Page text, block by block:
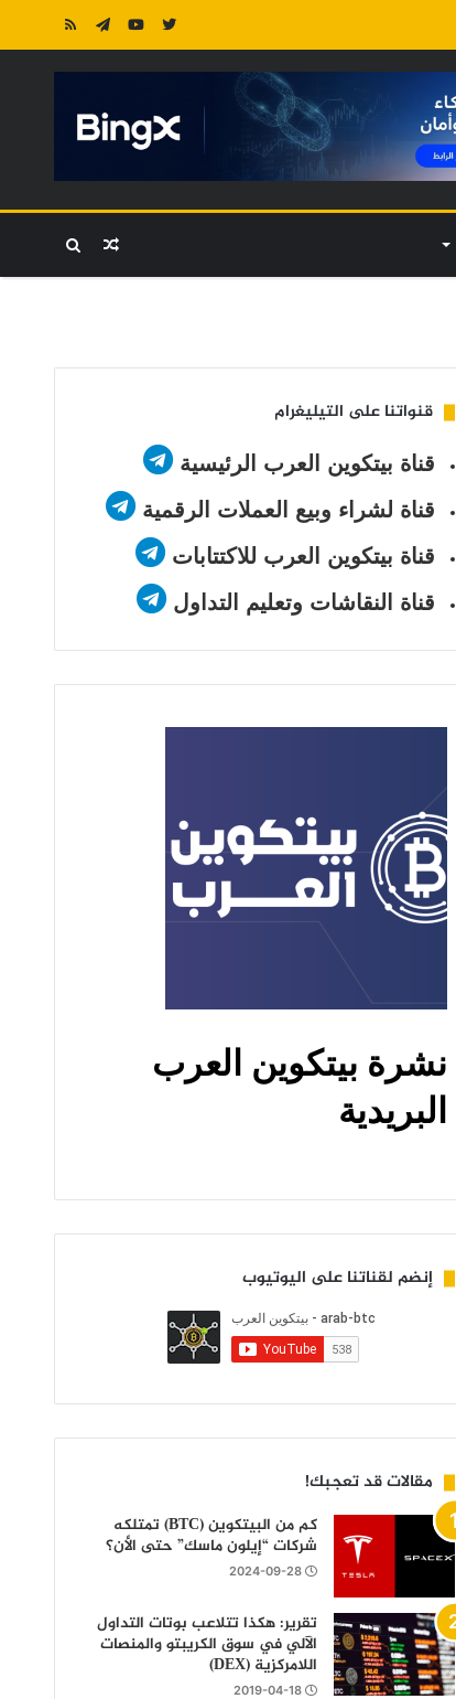
بحث مقال
قنواتنا على التيليغرام
قناة بيتكوين العرب الرئيسية
قناة لشراء وبيع العملات الرقمية
قناة بيتكوين العرب للاكتتابات
قناة النقاشات وتعليم التداول
إنضم لقناتنا على اليوتيوب
مقالات قد تعجبك!
كم من البيتكوين (BTC) تمتلكه
شركات “إيلون ماسك” حتى الأن؟
2024-09-28
تقرير: هكذا تتلاعب بوتات التداول
الآلي في سوق الكريبتو والمنصات
اللامركزية (DEX)
2019-04-18